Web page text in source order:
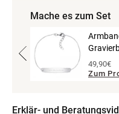
Mache es zum Set
49,90€
Zum
Erklär- und